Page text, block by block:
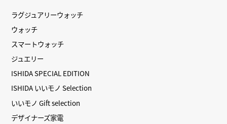
ラグジュアリーウォッチ
ウォッチ
スマートウォッチ
ジュエリー
ISHIDA SPECIAL EDITION
ISHIDA いいモノ Selection
いいモノ Gift selection
デザイナーズ家電